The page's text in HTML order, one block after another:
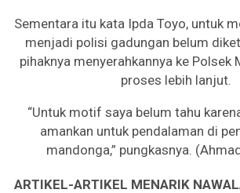
Sementara itu kata Ipda Toyo, untuk
menjadi polisi gadungan belum
pihaknya menyerahkannya ke Polsek
proses lebih lanjut.
“Untuk motif saya belum tahu
amankan untuk pendalaman di
mandonga,” pungkasnya.
ARTIKEL-ARTIKEL MENARIK